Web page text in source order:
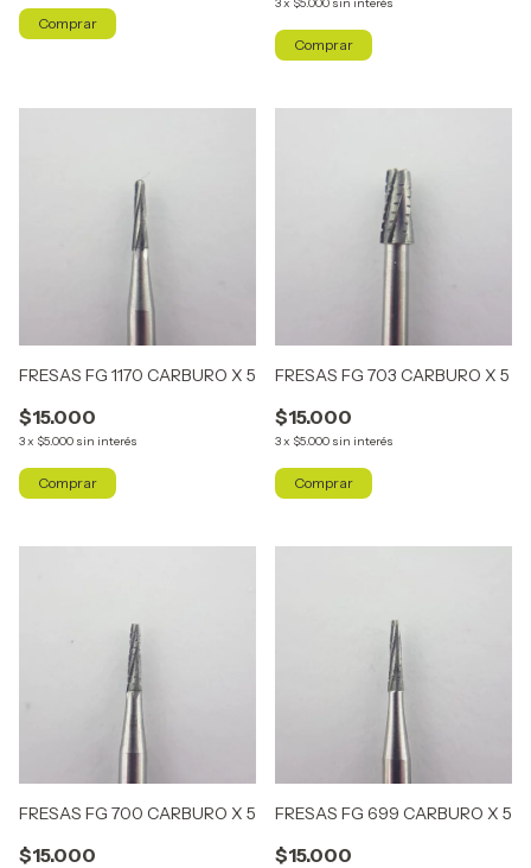
FRESAS FG 1170 CARBURO X 5
$15.000
3x $5.000 sin interés
FRESAS FG 703 CARBURO X 5
$15.000
3x $5.000 sin interés
FRESAS FG 700 CARBURO X 5
$15.000
FRESAS FG 699 CARBURO X 5
$15.000